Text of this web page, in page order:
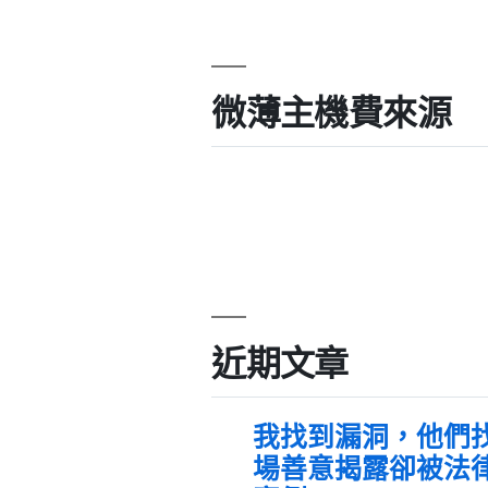
微薄主機費來源
近期文章
我找到漏洞，他們
場善意揭露卻被法